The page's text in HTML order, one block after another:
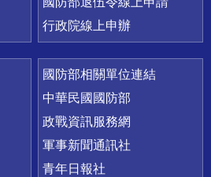
行政院線上申辦
國防部相關單位連結
中華民國國防部
政戰資訊服務網
軍事新聞通訊社
青年日報社